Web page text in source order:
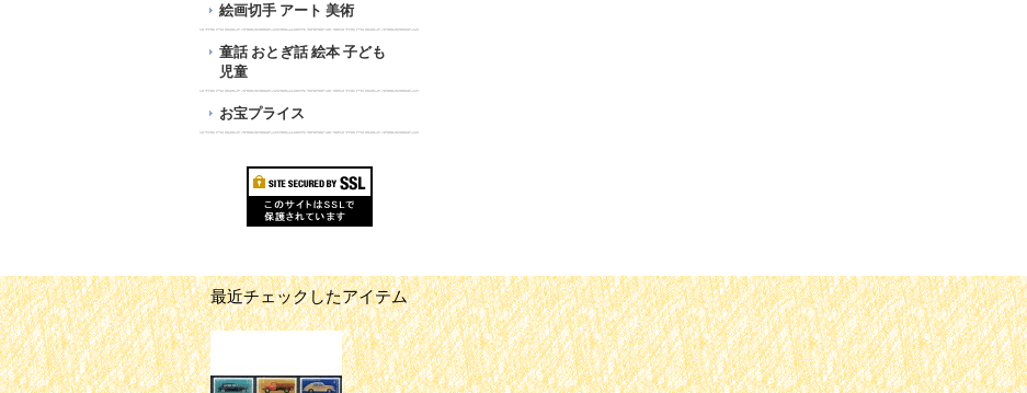
絵画切手 アート 美術
童話 おとぎ話 絵本 子ども
児童
お宝プライス
最近チェックしたアイテム